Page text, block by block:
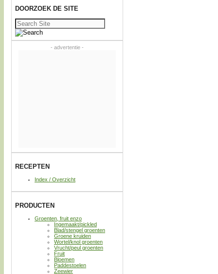
DOORZOEK DE SITE
Zoeken
naar:
- advertentie -
RECEPTEN
Index / Overzicht
PRODUCTEN
Groenten, fruit enzo
Ingemaakt/pickled
Blad/stengel groenten
Groene kruiden
Wortel/knol groenten
Vrucht/peul groenten
Fruit
Bloemen
Paddestoelen
Zeewier